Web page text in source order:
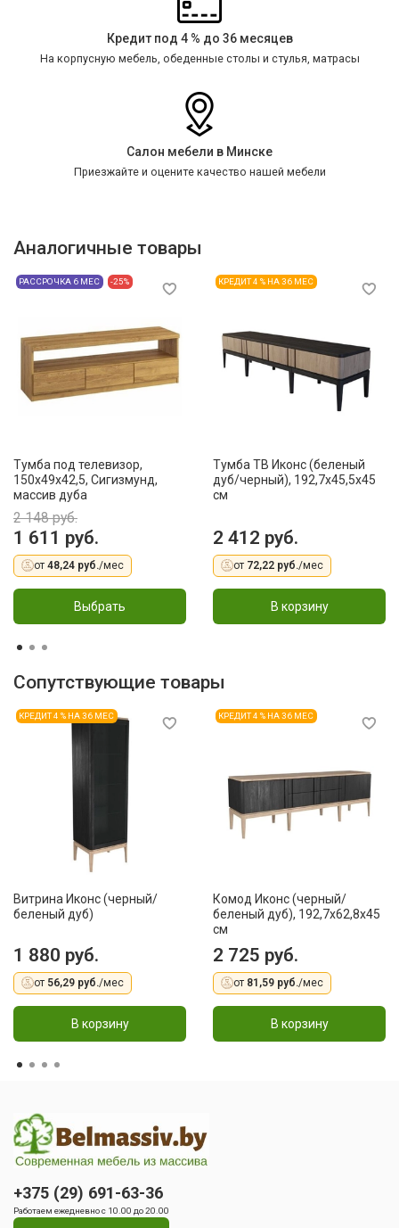
Кредит под 4 % до 36 месяцев
На корпусную мебель, обеденные столы и стулья, матрасы
Салон мебели в Минске
Приезжайте и оцените качество нашей мебели
Аналогичные товары
РАССРОЧКА 6 МЕС -25%
Тумба под телевизор,
150x49x42,5, Сигизмунд,
массив дуба
2 148 руб.
1 611 руб.
от 48,24 руб./мес
Выбрать
КРЕДИТ 4 % НА 36 МЕС
Тумба ТВ Иконс (беленый
дуб/черный), 192,7x45,5x45
см
2 412 руб.
от 72,22 руб./мес
В корзину
Сопутствующие товары
КРЕДИТ 4 % НА 36 МЕС
Витрина Иконс (черный/
беленый дуб)
1 880 руб.
от 56,29 руб./мес
В корзину
КРЕДИТ 4 % НА 36 МЕС
Комод Иконс (черный/
беленый дуб), 192,7x62,8x45
см
2 725 руб.
от 81,59 руб./мес
В корзину
+375 (29) 691-63-36
Работаем ежедневно с 10.00 до 20.00